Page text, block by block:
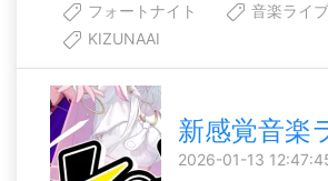
フォートナイト
音楽ライブ
KIZUNAAI
新感覚音楽
2026-01-13